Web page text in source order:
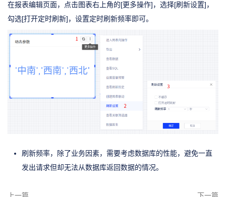
在报表编辑页面，点击图表右上角的[更多操作]，选择[刷新设置]，
勾选[打开定时刷新]，设置定时刷新频率即可。
刷新频率，除了业务因素，需要考虑数据库的性能，避免一直
发出请求但却无法从数据库返回数据的情况。